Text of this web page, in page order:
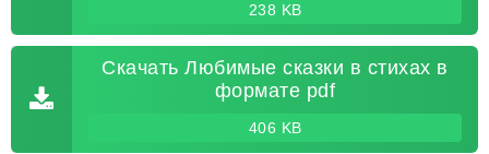
238 KB
Скачать Любимые сказки в стихах в
формате pdf
406 KB